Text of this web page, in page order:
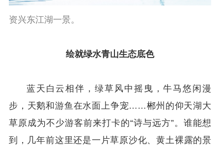
资兴东江湖一景。
绘就绿水青山生态底色
蓝天白云相伴，绿草风中摇曳，牛马悠闲漫
步，天鹅和游鱼在水面上争宠……郴州的仰天湖大
草原成为不少游客前来打卡的“诗与远方”。谁能想
到，几年前这里还是一片草原沙化、黄土裸露的景